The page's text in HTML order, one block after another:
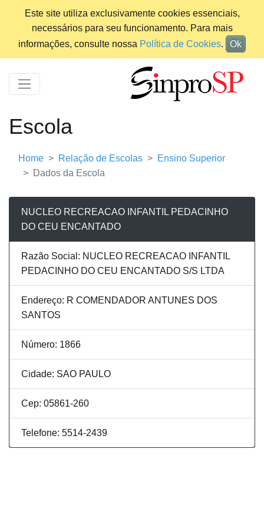
Este site utiliza exclusivamente cookies essenciais,
necessários para seu funcionamento. Para mais
informações, consulte nossa Política de Cookies. Ok
Escola
Home Relação de Escolas
Ensino Superior
Dados da Escola
NUCLEO RECREACAO INFANTIL PEDACINHO
DO CEU ENCANTADO
Razão Social: NUCLEO RECREACAO INFANTIL
PEDACINHO DO CEU ENCANTADO S/S LTDA
Endereço: R COMENDADOR ANTUNES DOS
SANTOS
Número: 1866
Cidade: SAO PAULO
Cep: 05861-260
Telefone: 5514-2439